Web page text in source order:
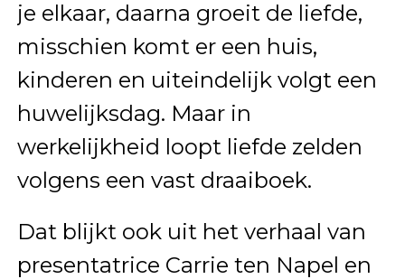
je elkaar, daarna groeit de liefde,
misschien komt er een huis,
kinderen en uiteindelijk volgt een
huwelijksdag. Maar in
werkelijkheid loopt liefde zelden
volgens een vast draaiboek.
Dat blijkt ook uit het verhaal van
presentatrice Carrie ten Napel en